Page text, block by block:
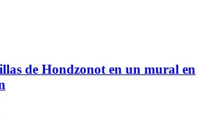
de Hondzonot en un mural en